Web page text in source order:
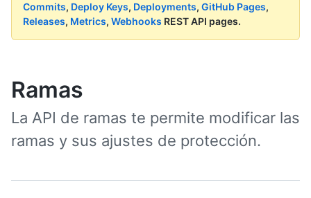
Commits, Deploy Keys, Deployments, GitHub Pages,
Releases, Metrics, Webhooks REST API pages.
Ramas
La API de ramas te permite modificar las
ramas y sus ajustes de protección.